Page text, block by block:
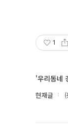
1
'우리동네
현재글